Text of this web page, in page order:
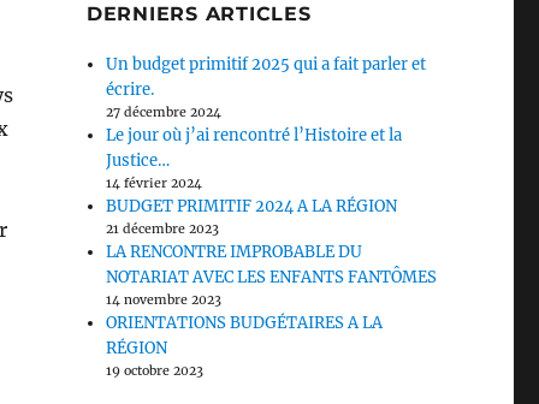
DERNIERS ARTICLES
Un budget primitif 2025 qui a fait parler et
écrire.
27 décembre 2024
Le jour où j’ai rencontré l’Histoire et la
Justice…
14 février 2024
BUDGET PRIMITIF 2024 A LA RÉGION
21 décembre 2023
LA RENCONTRE IMPROBABLE DU
NOTARIAT AVEC LES ENFANTS FANTÔMES
14 novembre 2023
ORIENTATIONS BUDGÉTAIRES A LA
RÉGION
19 octobre 2023